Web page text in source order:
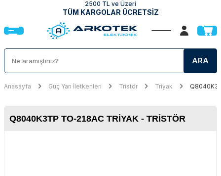
2500 TL ve Üzeri
TÜM KARGOLAR ÜCRETSİZ
ARA
Anasayfa Güç Yarı İletkenleri Tristör Triyak
Q8040K3TP TO-218AC TRIYAK - TRISTÖR